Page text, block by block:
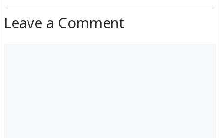
Leave a Comment